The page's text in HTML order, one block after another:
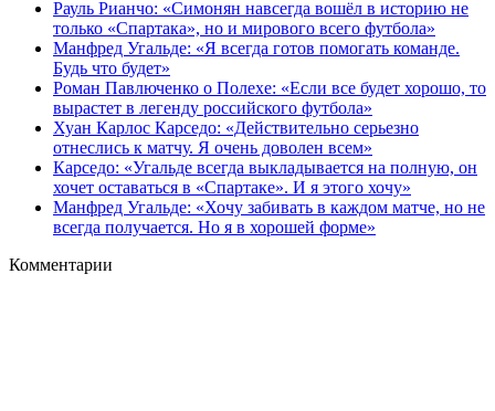
Рауль Рианчо: «Симонян навсегда вошёл в историю не
только «Спартака», но и мирового всего футбола»
Манфред Угальде: «Я всегда готов помогать команде.
Будь что будет»
Роман Павлюченко о Полехе: «Если все будет хорошо, то
вырастет в легенду российского футбола»
Хуан Карлос Карседо: «Действительно серьезно
отнеслись к матчу. Я очень доволен всем»
Карседо: «Угальде всегда выкладывается на полную, он
хочет оставаться в «Спартаке». И я этого хочу»
Манфред Угальде: «Хочу забивать в каждом матче, но не
всегда получается. Но я в хорошей форме»
Комментарии